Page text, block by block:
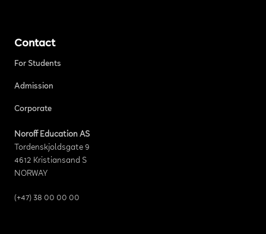
Contact
For Students
Admission
Corporate
Noroff Education AS
Tordenskjoldsgate 9
4612 Kristiansand S
NORWAY
(+47) 38 00 00 00